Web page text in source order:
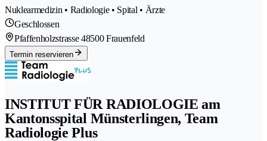
Nuklearmedizin • Radiologie • Spital • Ärzte
Geschlossen
Pfaffenholzstrasse 48500 Frauenfeld
Termin reservieren
INSTITUT FÜR RADIOLOGIE am
Kantonsspital Münsterlingen, Team
Radiologie Plus